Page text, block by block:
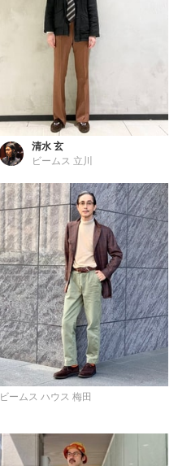
清水 玄
ビームス 立川
ビームス ハウス 梅田